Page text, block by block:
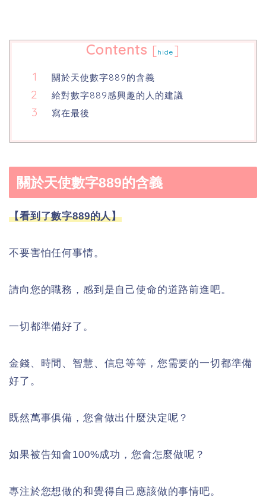
Contents [hide ]
關於天使數字889的含義
給對數字889感興趣的人的建議
寫在最後
關於天使數字889的含義
【看到了數字889的人】
不要害怕任何事情。
請向您的職務，感到是自己使命的道路前進吧。
一切都準備好了。
金錢、時間、智慧、信息等等，您需要的一切都準備
好了。
既然萬事俱備，您會做出什麼決定呢？
如果被告知會100%成功，您會怎麼做呢？
專注於您想做的和覺得自己應該做的事情吧。